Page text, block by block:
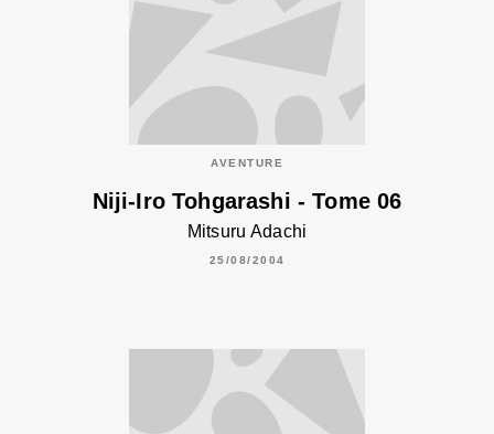
AVENTURE
Niji-Iro Tohgarashi - Tome 06
Mitsuru Adachi
25/08/2004